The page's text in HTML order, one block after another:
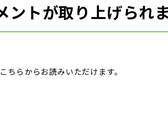
ントが取り上げられ
らからお読みいただけます。